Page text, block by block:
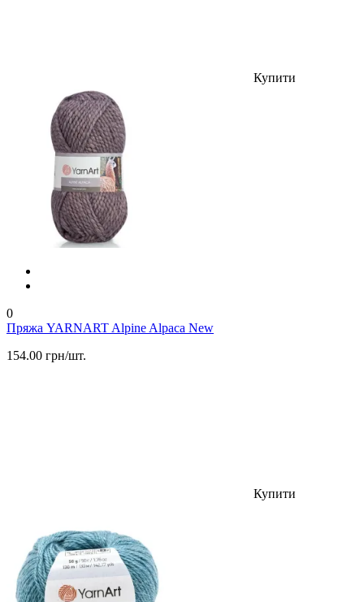
Купити
0
Пряжа YARNART Alpine Alpaca New
154.00 грн/шт.
Купити